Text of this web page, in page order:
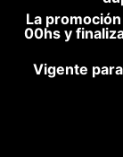
La
00hs y
Vigente